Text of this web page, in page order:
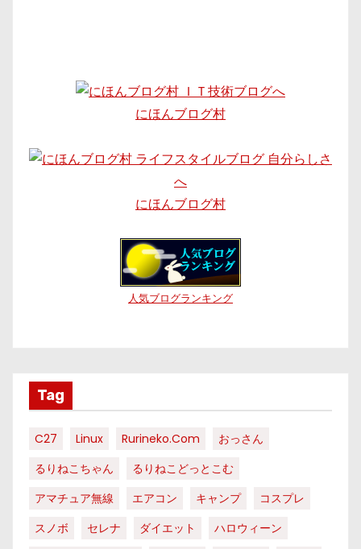
にほんブログ村
にほんブログ村
人気ブログランキング
Tag
C27 Linux Rurineko.com
おっさん
るりねこちゃん
るりねこどっとこむ
アマチュア無線
エアコン キャンプ
コスプレ
スノボ
セレナ ダイエット
ハロウィーン